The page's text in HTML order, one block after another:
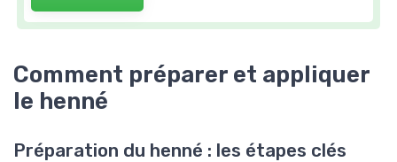
Comment préparer et appliquer
le henné
Préparation du henné : les étapes clés